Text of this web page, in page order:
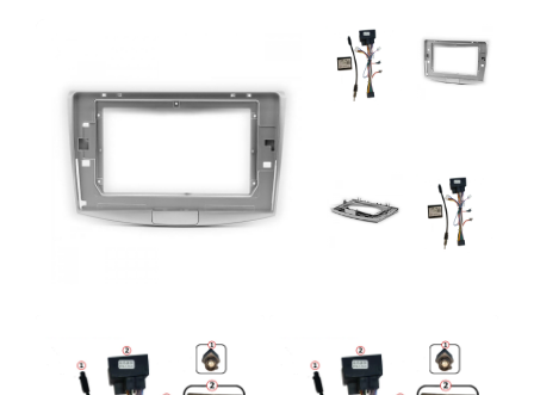
Camere Fiat
Camere Citroen
Camere Peugeot
Accesorii multimedia